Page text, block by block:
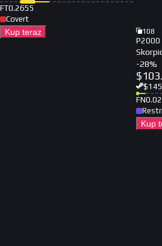
FT0.2655
Covert
Kup teraz 108
P2000
-28%
$
$
FN
Kup